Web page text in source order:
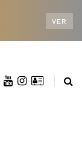
VER